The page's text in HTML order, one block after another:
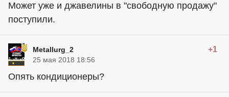
Может уже и джавелины в "свободную продажу"
поступили.
Metallurg_2 +1
25 мая 2018 18:56
Опять кондиционеры?